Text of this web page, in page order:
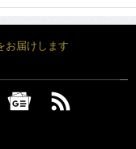
お届けします